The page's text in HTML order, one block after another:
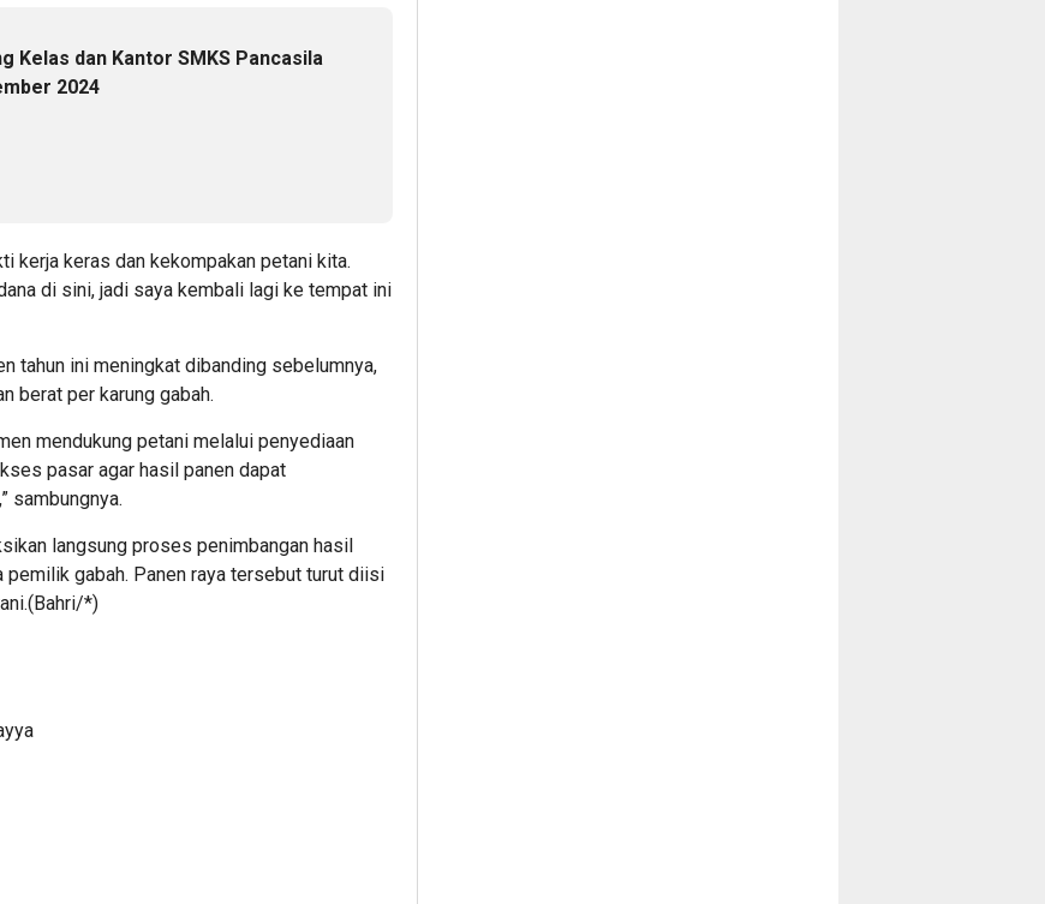
Kelas dan Kantor SMKS Pancasila
2024
kerja keras dan kekompakan petani kita.
di sini, jadi saya kembali lagi ke tempat ini
tahun ini meningkat dibanding sebelumnya,
berat per karung gabah.
mendukung petani melalui penyediaan
pasar agar hasil panen dapat
sambungnya.
langsung proses penimbangan hasil
gabah. Panen raya tersebut turut diisi
*)